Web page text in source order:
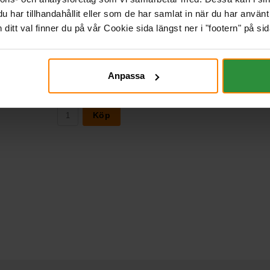
har tillhandahållit eller som de har samlat in när du har
ditt val finner du på vår Cookie sida längst ner i "footern" på
Anpassa
inkl. moms
Köp